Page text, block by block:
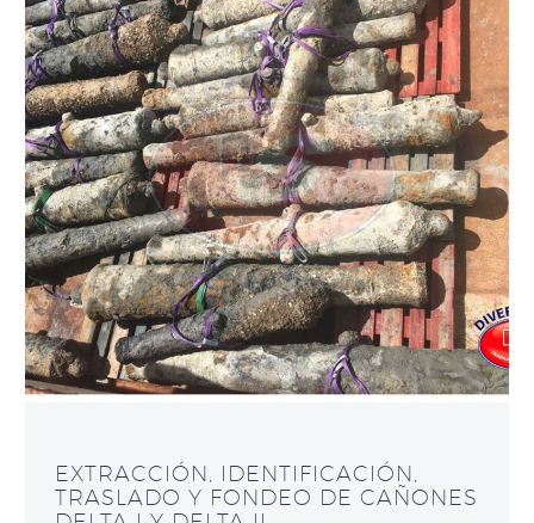
EXTRACCIÓN, IDENTIFICACIÓN,
TRASLADO Y FONDEO DE CAÑONES